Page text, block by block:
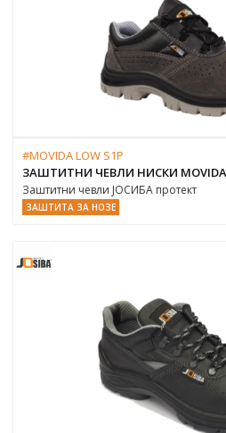
#MOVIDA LOW S1P
ЗАШТИТНИ ЧЕВЛИ НИСКИ MOVIDA
Заштитни чевли ЈОСИБА протект
ЗАШТИТА ЗА НОЗЕ